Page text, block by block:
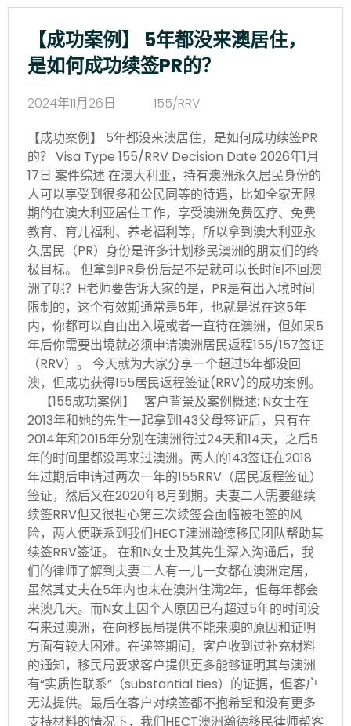
【成功案例】 5年都没来澳居住，
是如何成功续签PR的？
2024年11月26日
155/RRV
【成功案例】 5年都没来澳居住，是如何成功续签PR
的？ Visa Type 155/RRV Decision Date 2026年1月
17日 案件综述 在澳大利亚，持有澳洲永久居民身份的
人可以享受到很多和公民同等的待遇，比如全家无限
期的在澳大利亚居住工作，享受澳洲免费医疗、免费
教育、育儿福利、养老福利等，所以拿到澳大利亚永
久居民（PR）身份是许多计划移民澳洲的朋友们的终
极目标。 但拿到PR身份后是不是就可以长时间不回澳
洲了呢？H老师要告诉大家的是，PR是有出入境时间
限制的，这个有效期通常是5年，也就是说在这5年
内，你都可以自由出入境或者一直待在澳洲，但如果5
年后你需要出境就必须申请澳洲居民返程155/157签证
（RRV）。 今天就为大家分享一个超过5年都没回
澳，但成功获得155居民返程签证(RRV)的成功案例。
【155成功案例】 客户背景及案例概述: N女士在
2013年和她的先生一起拿到143父母签证后，只有在
2014年和2015年分别在澳洲待过24天和14天，之后5
年的时间里都没再来过澳洲。两人的143签证在2018
年过期后申请过两次一年的155RRV（居民返程签证）
签证，然后又在2020年8月到期。夫妻二人需要继续
续签RRV但又很担心第三次续签会面临被拒签的风
险，两人便联系到我们HECT澳洲瀚德移民团队帮助其
续签RRV签证。 在和N女士及其先生深入沟通后，我
们的律师了解到夫妻二人有一儿一女都在澳洲定居，
虽然其丈夫在5年内也未在澳洲住满2年，但每年都会
来澳几天。而N女士因个人原因已有超过5年的时间没
有来过澳洲，在向移民局提供不能来澳的原因和证明
方面有较大困难。在递签期间，客户收到过补充材料
的通知，移民局要求客户提供更多能够证明其与澳洲
有“实质性联系”（substantial ties）的证据，但客户
无法提供。最后在客户对续签都不抱希望和没有更多
支持材料的情况下，我们HECT澳洲瀚德移民律师帮客